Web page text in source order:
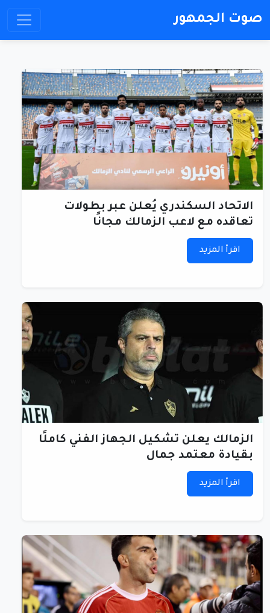
صوت الجمهور
الاتحاد السكندري يُعلن عبر بطولات
تعاقده مع لاعب الزمالك مجانًا
اقرأ المزيد
الزمالك يعلن تشكيل الجهاز الفني كاملًا
بقيادة معتمد جمال
اقرأ المزيد